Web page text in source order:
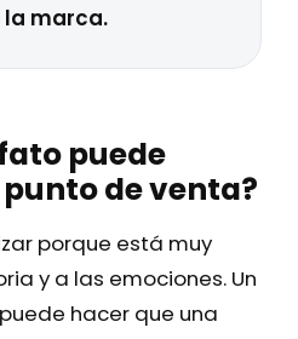
marca.
puede
de venta?
porque está muy
y a las emociones. Un
hacer que una